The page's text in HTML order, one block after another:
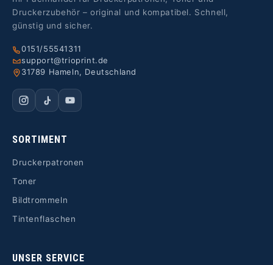
Druckerzubehör – original und kompatibel. Schnell,
günstig und sicher.
0151/55541311
support@trioprint.de
31789 Hameln, Deutschland
SORTIMENT
Druckerpatronen
Toner
Bildtrommeln
Tintenflaschen
UNSER SERVICE